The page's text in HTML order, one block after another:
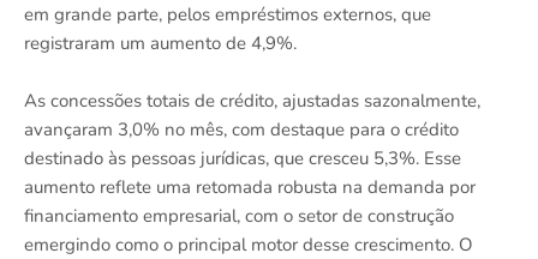
em grande parte, pelos empréstimos externos, que
registraram um aumento de 4,9%.
As concessões totais de crédito, ajustadas sazonalmente,
avançaram 3,0% no mês, com destaque para o crédito
destinado às pessoas jurídicas, que cresceu 5,3%. Esse
aumento reflete uma retomada robusta na demanda por
financiamento empresarial, com o setor de construção
emergindo como o principal motor desse crescimento. O